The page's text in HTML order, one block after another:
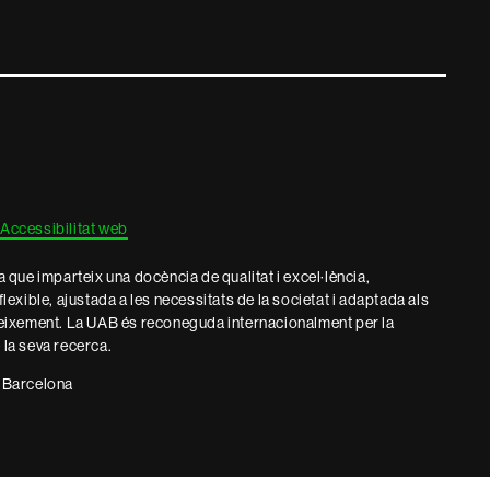
Accessibilitat web
imparteix una docència de qualitat i excel·lència,
ajustada a les necessitats de la societat i adaptada als
La UAB és reconeguda internacionalment per la
seva recerca.